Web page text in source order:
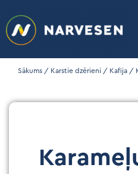
Sākums / Karstie dzērieni / Kafija /